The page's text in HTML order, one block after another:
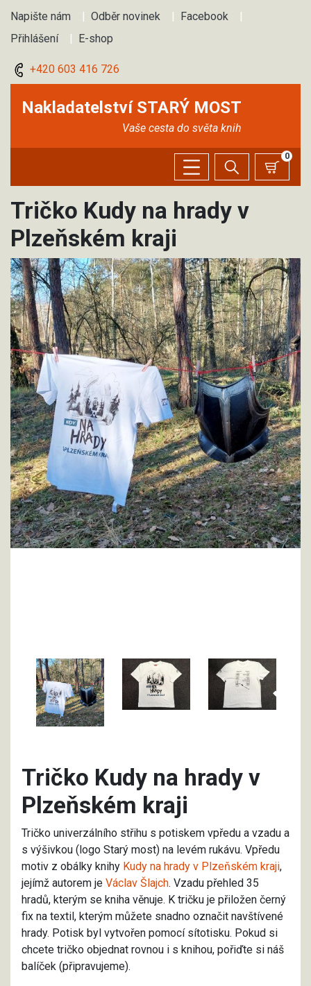
Napište nám | Odběr novinek | Facebook
|
Přihlášení
| E-shop
+420 603 416 726
Nakladatelství STARÝ MOST
Vaše cesta do světa knih
0
Tričko Kudy na hrady v
Plzeňském kraji
Tričko Kudy na hrady v
Plzeňském kraji
Tričko univerzálního střihu s potiskem vpředu a vzadu a
s výšivkou (logo Starý most) na levém rukávu. Vpředu
motiv z obálky knihy Kudy na hrady v Plzeňském kraji,
jejímž autorem je Václav Šlajch. Vzadu přehled 35
hradů, kterým se kniha věnuje. K tričku je přiložen černý
fix na textil, kterým můžete snadno označit navštívené
hrady. Potisk byl vytvořen pomocí sítotisku. Pokud si
chcete tričko objednat rovnou i s knihou, pořiďte si náš
balíček (připravujeme).